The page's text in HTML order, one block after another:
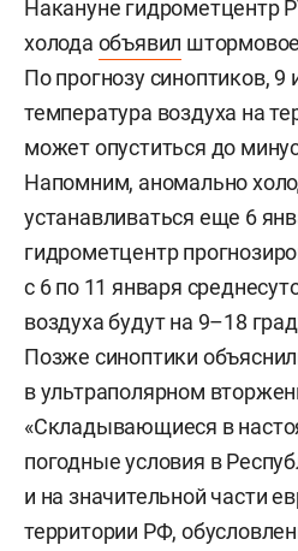
Накануне гидрометцентр
холода объявил
По прогнозу синоптиков, 9
температура воздуха на
может опуститься до
Напомним, аномально
устанавливаться еще 6
гидрометцентр
с 6 по 11 января
воздуха будут на 9–18
Позже синоптики
в ультраполярном
«Складывающиеся в
погодные условия в
и на значительной части
территории РФ,